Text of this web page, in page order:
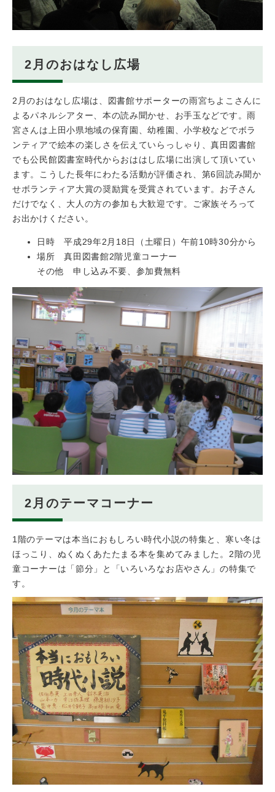
2月のおはなし広場
2月のおはなし広場は、図書館サポーターの雨宮ちよこさんに
よるパネルシアター、本の読み聞かせ、お手玉などです。雨
宮さんは上田小県地域の保育園、幼稚園、小学校などでボラ
ンティアで絵本の楽しさを伝えていらっしゃり、真田図書館
でも公民館図書室時代からおははし広場に出演して頂いてい
ます。こうした長年にわたる活動が評価され、第6回読み聞か
せボランティア大賞の奨励賞を受賞されています。お子さん
だけでなく、大人の方の参加も大歓迎です。ご家族そろって
お出かけください。
日時 平成29年2月18日（土曜日）午前10時30分から
場所 真田図書館2階児童コーナー
その他 申し込み不要、参加費無料
2月のテーマコーナー
1階のテーマは本当におもしろい時代小説の特集と、寒い冬は
ほっこり、ぬくぬくあたたまる本を集めてみました。2階の児
童コーナーは「節分」と「いろいろなお店やさん」の特集で
す。